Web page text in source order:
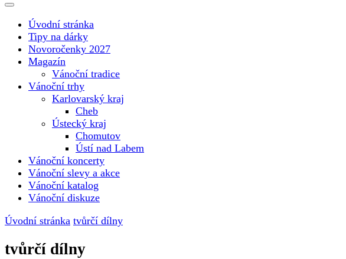
Vánoce v Česku
Úvodní stránka
Tipy na dárky
Novoročenky 2027
Magazín
Vánoční tradice
Vánoční trhy
Karlovarský kraj
Cheb
Ústecký kraj
Chomutov
Ústí nad Labem
Vánoční koncerty
Vánoční slevy a akce
Vánoční katalog
Vánoční diskuze
Úvodní stránka tvůrčí dílny
tvůrčí dílny